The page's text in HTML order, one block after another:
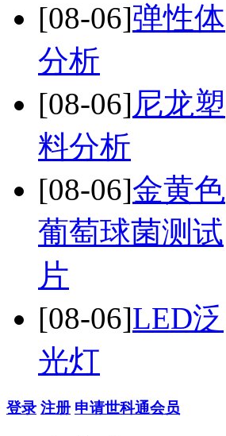
[08-06]弹性体
分析
[08-06]尼龙塑
料分析
[08-06]金黄色
葡萄球菌测试
片
[08-06]LED泛
光灯
登录 注册 申请世科通会员